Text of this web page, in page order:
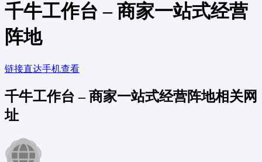
千牛工作台 – 商家一站式经营
阵地
链接直达手机查看
千牛工作台 – 商家一站式经营阵地相关网
址